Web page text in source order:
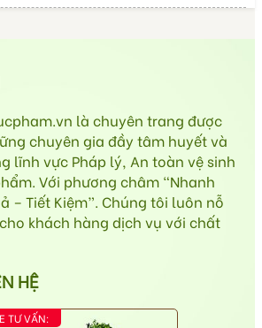
là chuyên trang được
chuyên gia đầy tâm huyết và
lĩnh vực Pháp lý, An toàn vệ sinh
Với phương châm “Nhanh
– Tiết Kiệm”. Chúng tôi luôn nỗ
khách hàng dịch vụ với chất
HỆ
TƯ VẤN: